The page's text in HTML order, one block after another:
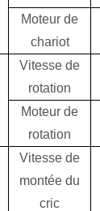
Moteur de
chariot
Vitesse de
rotation
Moteur de
rotation
Vitesse de
montée du
cric